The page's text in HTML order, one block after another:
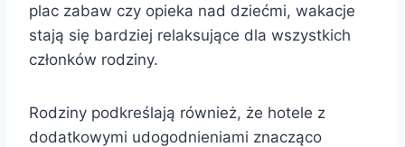
plac zabaw czy opieka nad dziećmi, wakacje
stają się bardziej relaksujące dla wszystkich
członków rodziny.
Rodziny podkreślają również, że hotele z
dodatkowymi udogodnieniami znacząco